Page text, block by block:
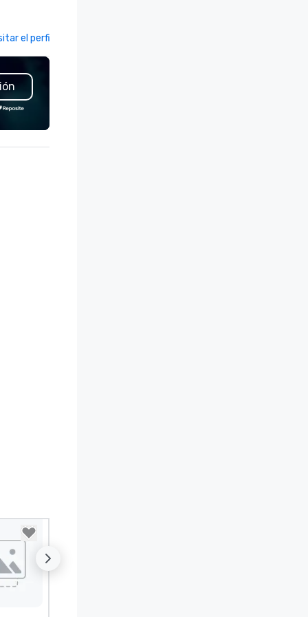
network, we deliver
high-quality
while helping clients
time and costs. Trusted by
organizations across all
Tallen brings visions to
and ensures every event
lasting impact.
el perfil